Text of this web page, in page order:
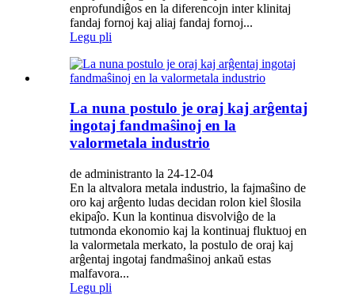
enprofundiĝos en la diferencojn inter klinitaj
fandaj fornoj kaj aliaj fandaj fornoj...
Legu pli
La nuna postulo je oraj kaj arĝentaj
ingotaj fandmaŝinoj en la
valormetala industrio
de administranto la 24-12-04
En la altvalora metala industrio, la fajmaŝino de
oro kaj arĝento ludas decidan rolon kiel ŝlosila
ekipaĵo. Kun la kontinua disvolviĝo de la
tutmonda ekonomio kaj la kontinuaj fluktuoj en
la valormetala merkato, la postulo de oraj kaj
arĝentaj ingotaj fandmaŝinoj ankaŭ estas
malfavora...
Legu pli